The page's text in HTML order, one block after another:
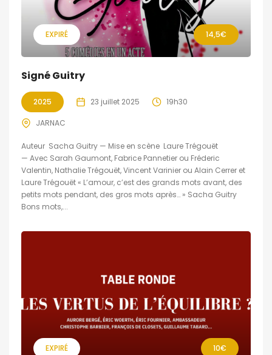
EXPIRÉ 14,5€
Signé Guitry
2025 23 juillet 2025 19h30
JARNAC
Auteur Sacha Guitry — Mise en scène Laure Trégouët
— Avec Sarah Gaumont, Fabrice Pannetier ou Fréderic
Valentin, Nathalie Trégouët, Vincent Varinier ou Alain Cerrer et
Laure Trégouët « L’amour, c’est des grands mots avant, des
petits mots pendant, des gros mots après… » Sacha Guitry
Bons mots,...
EXPIRÉ 10€